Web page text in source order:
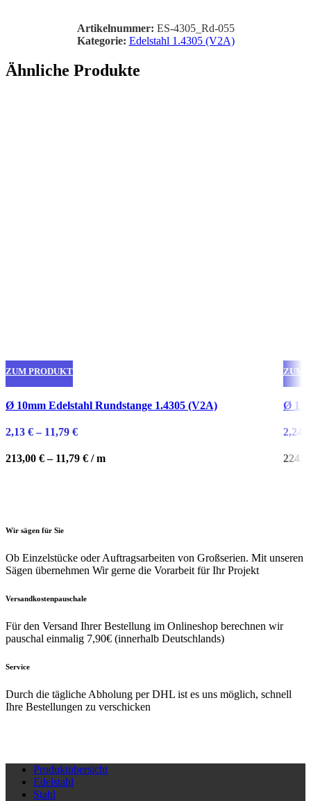
Artikelnummer: ES-4305_Rd-055
Kategorie: Edelstahl 1.4305 (V2A)
Ähnliche Produkte
ZUM PRODUKT
Produkt
mehrere
Varianten
auf
Produktseite
gewählt
Ø 10mm Edelstahl Rundstange 1.4305 (V2A)
2,13 €– 11,79 €
213,00 €– 11,79 € /m
ZUM
Ø
2,24
Wir sägen für Sie
Ob Einzelstücke oder Auftragsarbeiten von Großserien. Mit unseren
Sägen übernehmen Wir gerne die Vorarbeit für Ihr Projekt
Versandkostenpauschale
Für den Versand Ihrer Bestellung im Onlineshop berechnen wir
pauschal einmalig 7,90€ (innerhalb Deutschlands)
Service
Durch die tägliche Abholung per DHL ist es uns möglich, schnell
Ihre Bestellungen zu verschicken
Produktübersicht
Edelstahl
Stahl